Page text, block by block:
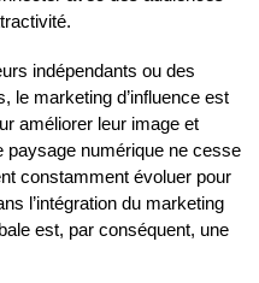
indépendants ou des
le marketing d’influence est
améliorer leur image et
paysage numérique ne cesse
constamment évoluer pour
l’intégration du marketing
est, par conséquent, une